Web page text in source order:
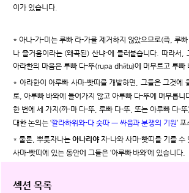
이가 있습니다.
* 아나-가-미는 루빠 라-가를 제거하지 않았으므로(즉, 루
나 즐거움이라는 (왜곡된) 산냐-에 들러붙습니다. 따라
아라한의 마음은 루빠 다-뚜(rupa dhātu)에 머무르고 루
* 아라한이 아루빠 사마-빳띠를 개발하면, 그들은 그것에
로, 아루빠 바와에 들어가지 않고 아루빠 다-뚜에 머무
한 번에 세 가지(까-마 다-뚜, 루빠 다-뚜, 또는 아루빠 다-
대한 논의는 ‘깔라하위와-다 숫따 ㅡ 싸움과 분쟁의 기원’
* 물론, 뿌툿자나는아나리야자-나와 사마-빳띠를 기를 수
사마-빳띠에 있는 동안에 그들은 ‘아루빠 바와’에 있습니다.
섹션 목록